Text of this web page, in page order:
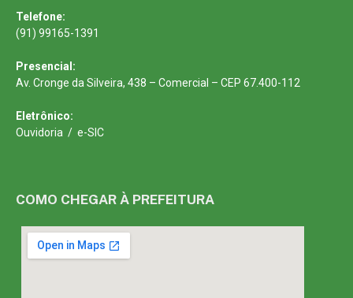
Telefone:
(91) 99165-1391
Presencial:
Av. Cronge da Silveira, 438 – Comercial – CEP 67.400-112
Eletrônico:
Ouvidoria / e-SIC
COMO CHEGAR À PREFEITURA